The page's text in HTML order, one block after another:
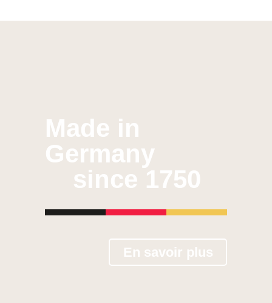
Made in
Germany
since 1750
En savoir plus